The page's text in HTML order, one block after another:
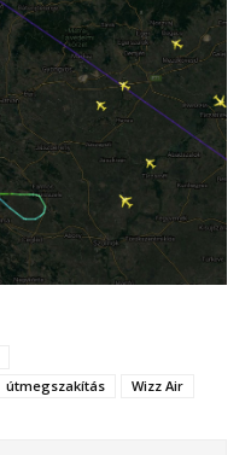
útmegszakítás Wizz Air